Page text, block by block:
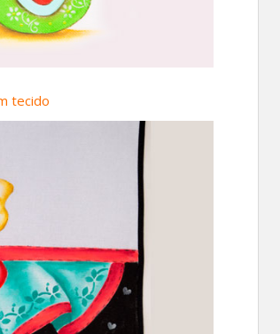
tecido